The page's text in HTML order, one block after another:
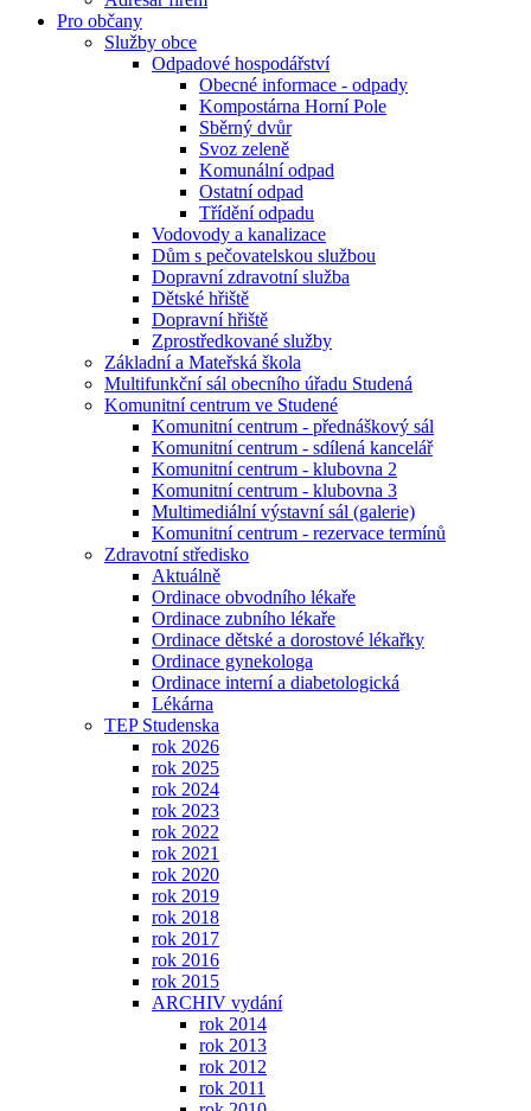
Pro občany
Služby obce
Odpadové hospodářství
Obecné informace - odpady
Kompostárna Horní Pole
Sběrný dvůr
Svoz zeleně
Komunální odpad
Ostatní odpad
Třídění odpadu
Vodovody a kanalizace
Dům s pečovatelskou službou
Dopravní zdravotní služba
Dětské hřiště
Dopravní hřiště
Zprostředkované služby
Základní a Mateřská škola
Multifunkční sál obecního úřadu Studená
Komunitní centrum ve Studené
Komunitní centrum - přednáškový sál
Komunitní centrum - sdílená kancelář
Komunitní centrum - klubovna 2
Komunitní centrum - klubovna 3
Multimediální výstavní sál (galerie)
Komunitní centrum - rezervace termínů
Zdravotní středisko
Aktuálně
Ordinace obvodního lékaře
Ordinace zubního lékaře
Ordinace dětské a dorostové lékařky
Ordinace gynekologa
Ordinace interní a diabetologická
Lékárna
TEP Studenska
rok 2026
rok 2025
rok 2024
rok 2023
rok 2022
rok 2021
rok 2020
rok 2019
rok 2018
rok 2017
rok 2016
rok 2015
ARCHIV vydání
rok 2014
rok 2013
rok 2012
rok 2011